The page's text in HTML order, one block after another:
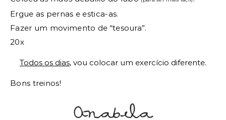
Ergue as pernas e estica-as.
Fazer um movimento de “tesoura”.
20x
Todos os dias, vou colocar um exercício diferente.
Bons treinos!